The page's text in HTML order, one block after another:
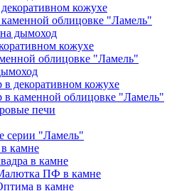
кожухе
облицовке "Ламель"
дымоход
кожухе
облицовке "Ламель"
в декоративном кожухе
в каменной облицовке "Ламель"
печи
серии "Ламель"
камне
в камне
ПФ в камне
в камне